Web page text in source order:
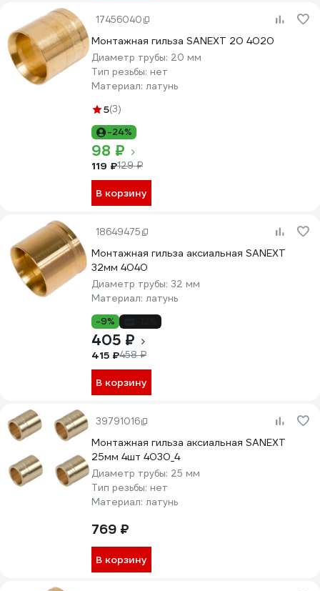
17456040
Монтажная гильза SANEXT 20 4020
Диаметр трубы: 20 мм
Тип резьбы: нет
Материал: латунь
5(3)
-24%
98 ₽
119 ₽129 ₽
В корзину
18649475
Монтажная гильза аксиальная SANEXT
32мм 4040
Диаметр трубы: 32 мм
Материал: латунь
-9%
405 ₽
415 ₽458 ₽
В корзину
39791016
Монтажная гильза аксиальная SANEXT
25мм 4шт 4030_4
Диаметр трубы: 25 мм
Тип резьбы: нет
Материал: латунь
769 ₽
В корзину